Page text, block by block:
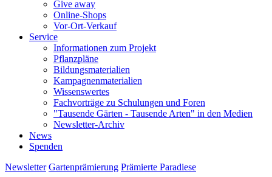
Give away
Online-Shops
Vor-Ort-Verkauf
Service
Informationen zum Projekt
Pflanzpläne
Bildungsmaterialien
Kampagnenmaterialien
Wissenswertes
Fachvorträge zu Schulungen und Foren
"Tausende Gärten - Tausende Arten" in den Medien
Newsletter-Archiv
News
Spenden
Newsletter Gartenprämierung Prämierte Paradiese